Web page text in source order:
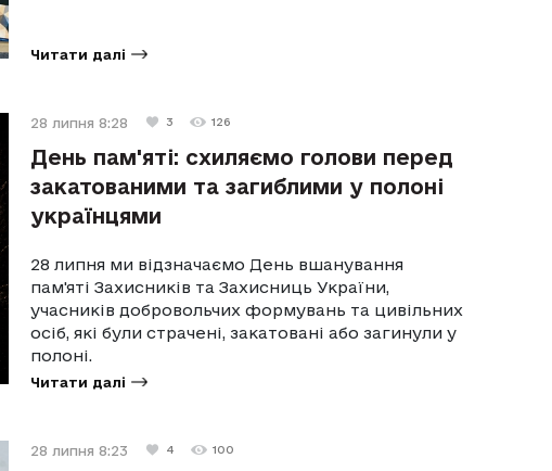
Читати далі
28 липня 8:28 3 126
День пам'яті: схиляємо голови перед
закатованими та загиблими у полоні
українцями
28 липня ми відзначаємо День вшанування
пам'яті Захисників та Захисниць України,
учасників добровольчих формувань та цивільних
осіб, які були страчені, закатовані або загинули у
полоні.
Читати далі
28 липня 8:23 4 100